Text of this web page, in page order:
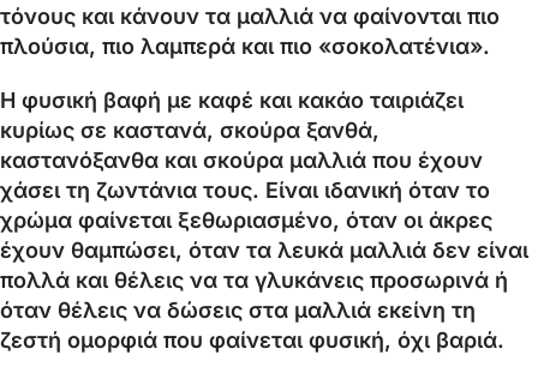
τόνους και κάνουν τα μαλλιά να φαίνονται πιο
πλούσια, πιο λαμπερά και πιο «σοκολατένια».
Η φυσική βαφή με καφέ και κακάο ταιριάζει
κυρίως σε καστανά, σκούρα ξανθά,
καστανόξανθα και σκούρα μαλλιά που έχουν
χάσει τη ζωντάνια τους. Είναι ιδανική όταν το
χρώμα φαίνεται ξεθωριασμένο, όταν οι άκρες
έχουν θαμπώσει, όταν τα λευκά μαλλιά δεν είναι
πολλά και θέλεις να τα γλυκάνεις προσωρινά ή
όταν θέλεις να δώσεις στα μαλλιά εκείνη τη
ζεστή ομορφιά που φαίνεται φυσική, όχι βαριά.